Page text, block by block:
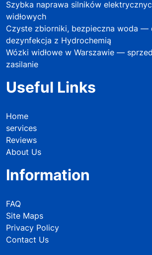
Szybka naprawa silników
widłowych
Czyste zbiorniki, bezpieczna woda —
dezynfekcja z Hydrochemią
Wózki widłowe w Warszawie —
zasilanie
Useful Links
Home
services
Reviews
About Us
Information
FAQ
Site Maps
Privacy Policy
Contact Us